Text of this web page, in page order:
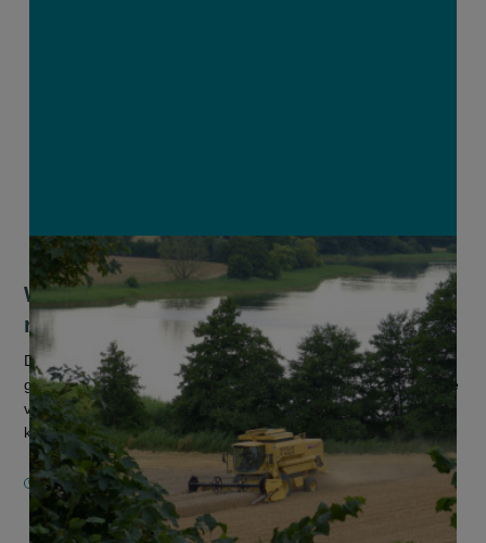
Wereldwijde graanoogst op weg naar
record in 2025
De wereldwijde oogst van granen zou volgens een vrijdag
gepubliceerd rapport van de voedsel- en landbouworganisatie
van de Verenigde Naties (FAO) dit jaar 2.925 miljoen ton
kunnen bereiken....
6 JULI 2025